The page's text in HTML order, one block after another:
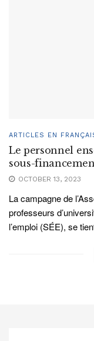
ARTICLES EN
Le personnel
sous-
OCTOBER 13, 2023
La campagne de
professeurs
l’emploi (SÉE), se